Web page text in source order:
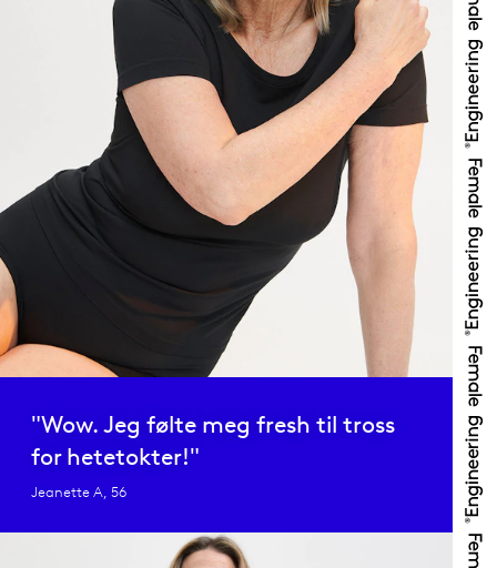
"Wow. Jeg følte meg fresh til tross
for hetetokter!"
Jeanette A, 56